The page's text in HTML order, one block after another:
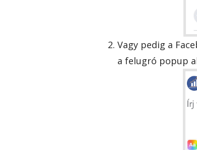
Vagy pedig a
a felugró popup